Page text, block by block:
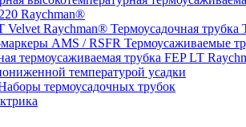
Raychman®
Термоусадочная
Термоусаживаемые
температурой усадки
термоусадочных трубок